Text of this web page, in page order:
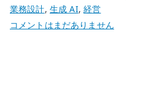
業務設計, 生成 AI,経営
Copilot
コメントはまだありません